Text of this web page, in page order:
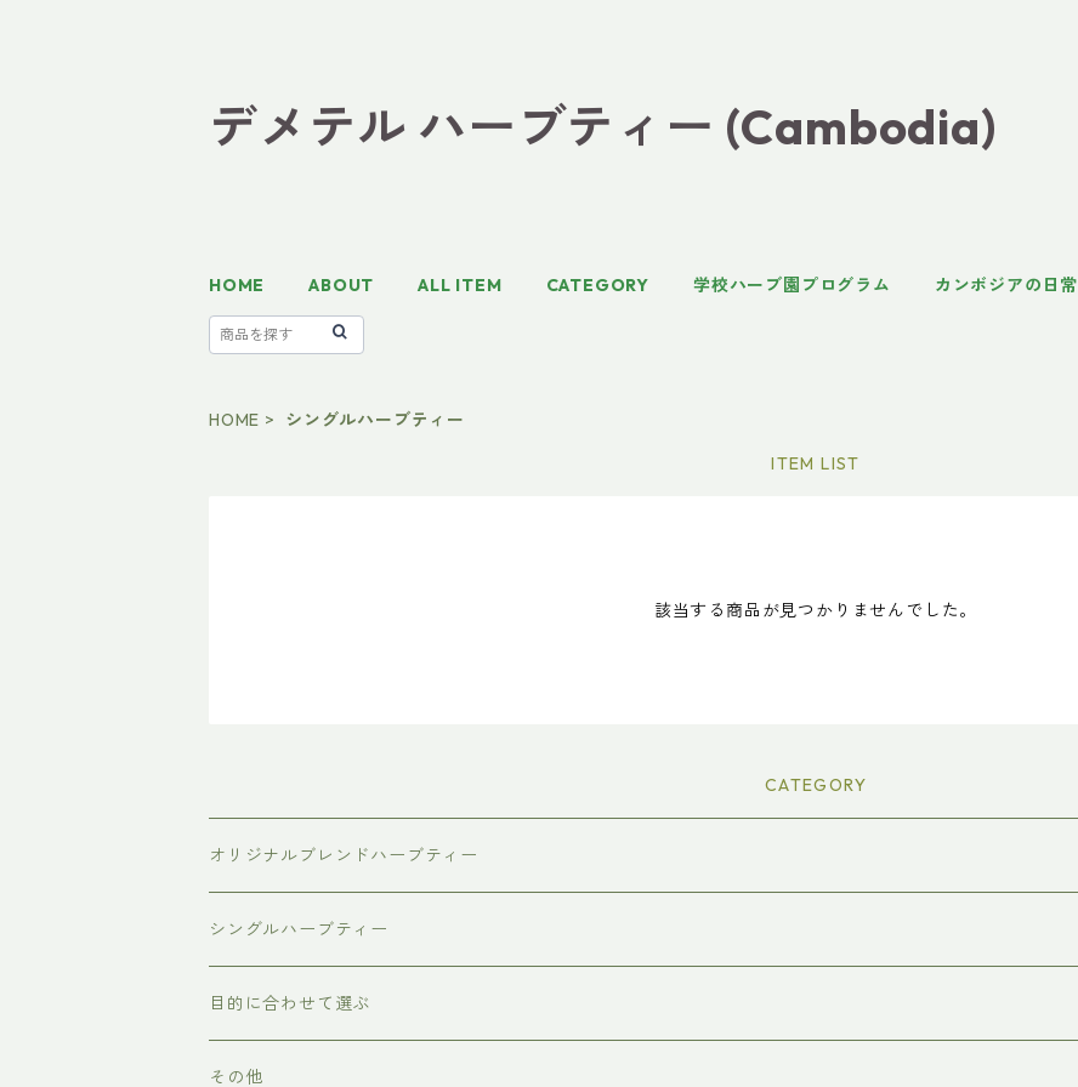
デメテル ハーブティー (Cambodia)
HOME ABOUT ALL ITEM CATEGORY 学校ハーブ園プログラム カンボジアの日常
HOME
シングルハーブティー
ITEM LIST
該当する商品が見つかりませんでした。
CATEGORY
オリジナルブレンドハーブティー
普通サイズ（ティーバッグ10個入り）
ラージサイズ（ティーバッグ30個入り）
スモールサイズ（ティーバッグ3個入り）
シングルハーブティー
目的に合わせて選ぶ
リラックス
その他